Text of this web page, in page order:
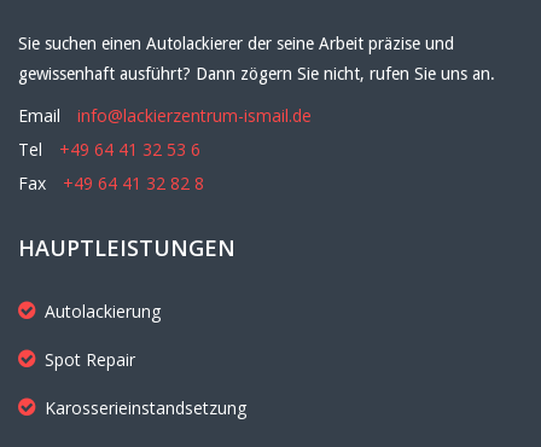
Sie suchen einen Autolackierer der seine Arbeit präzise und
gewissenhaft ausführt? Dann zögern Sie nicht, rufen Sie uns an.
Email
info@lackierzentrum-ismail.de
Tel
+49 64 41 32 53 6
Fax
+49 64 41 32 82 8
HAUPTLEISTUNGEN
Autolackierung
Spot Repair
Karosserieinstandsetzung